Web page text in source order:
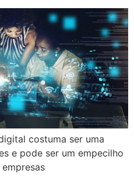
costuma ser uma
e pode ser um empecilho